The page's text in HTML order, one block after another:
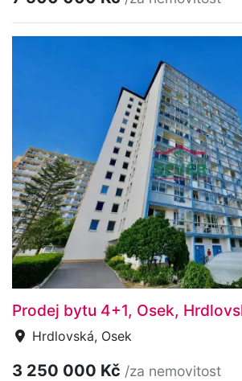
Prodej bytu 4+1, Osek,
Hrdlovská, Osek
3 250 000 Kč /za nemovitost